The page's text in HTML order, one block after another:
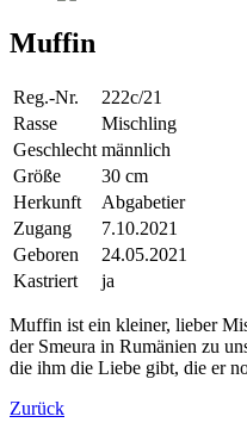
Muffin
Reg.-Nr.
222c/21
Rasse
Mischling
Geschlecht männlich
Größe
30 cm
Herkunft
Abgabetier
Zugang
7.10.2021
Geboren
24.05.2021
Kastriert
ja
Muffin ist ein kleiner, lieber
der Smeura in Rumänien zu
die ihm die Liebe gibt, die er
Zurück